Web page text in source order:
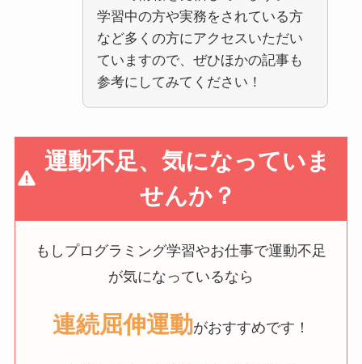
学習中の方や実務をされている方
など多くの方にアクセスいただい
ていますので、ぜひほかの記事も
参考にしてみてください！
運動不足、気になっていま
せんか？
もしプログラミング学習やお仕事で運動不足
が気になっているなら
連続屈伸運動がおすすめです！